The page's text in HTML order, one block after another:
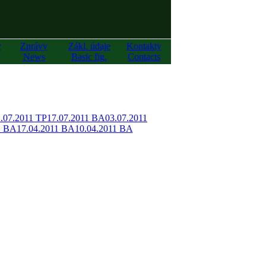
Zprávy
News
Zákl. údaje
Basic fig.
Kontakty
Contacts
TP17.07.2011 BA03.07.2011
BA17.04.2011 BA10.04.2011 BA